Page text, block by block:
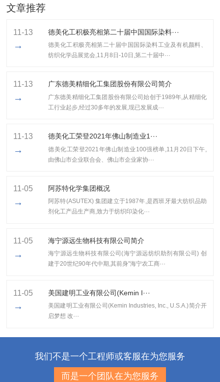
文章推荐
11-13
→
德美化工积极亮相第二十届中国国际染料···
德美化工积极亮相第二十届中国国际染料工业及有机颜料、
纺织化学品展览会,11月8日-10日,第二十届中···
11-13
→
广东德美精细化工集团股份有限公司简介
广东德美精细化工集团股份有限公司始创于1989年,从精细化
工行业起步,经过30多年的发展,现已发展成···
11-13
→
​德美化工荣登2021年佛山制造业1···
​德美化工荣登2021年佛山制造业100强榜单,11月20日下午,
由佛山市企业联合会、佛山市企业家协···
11-05
→
阿苏特化学集团概况
阿苏特(ASUTEX) 集团建立于1987年,是西班牙最大纺织品助
剂化工产品生产商,致力于纺织印染化···
11-05
→
海宁源远生物科技有限公司简介
海宁源远生物科技有限公司(海宁源远纺织助剂有限公司) 创
建于20世纪90年代中期,其前身"海宁农工商···
11-05
→
美国建明工业有限公司(Kemin I···
美国建明工业有限公司(Kemin Industries, Inc., U.S.A.)简介开
启梦想 改···
我们不是一个工程师或客服在为您服务
而是一个团队在为您服务